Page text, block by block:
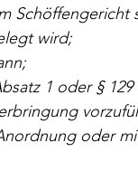
Schöffengericht
wird;
1 oder §
oder